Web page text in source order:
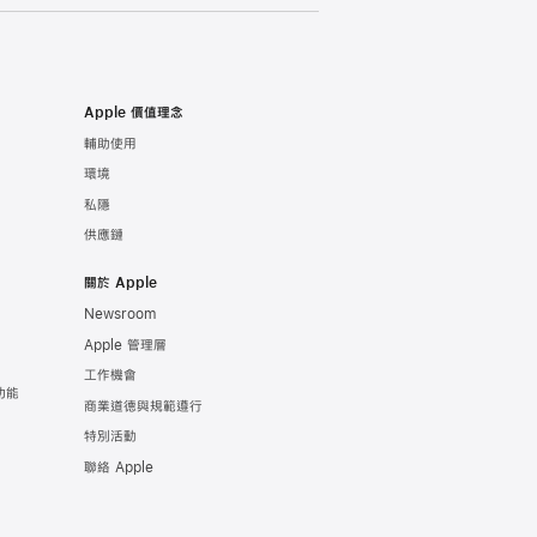
能
Apple 價值理念
輔助使用
環境
私隱
供應鏈
關於 Apple
Newsroom
Apple 管理層
工作機會
商業道德與規範遵行
特別活動
聯絡 Apple